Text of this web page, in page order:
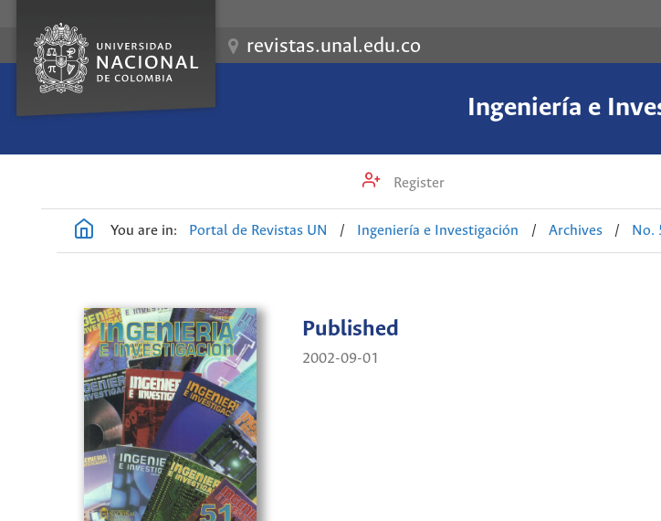
revistas.unal.edu.co
Ingeniería e
Register
You are in: Portal de Revistas UN / Ingeniería e Investigación / Archives / No.
Published
2002-09-01